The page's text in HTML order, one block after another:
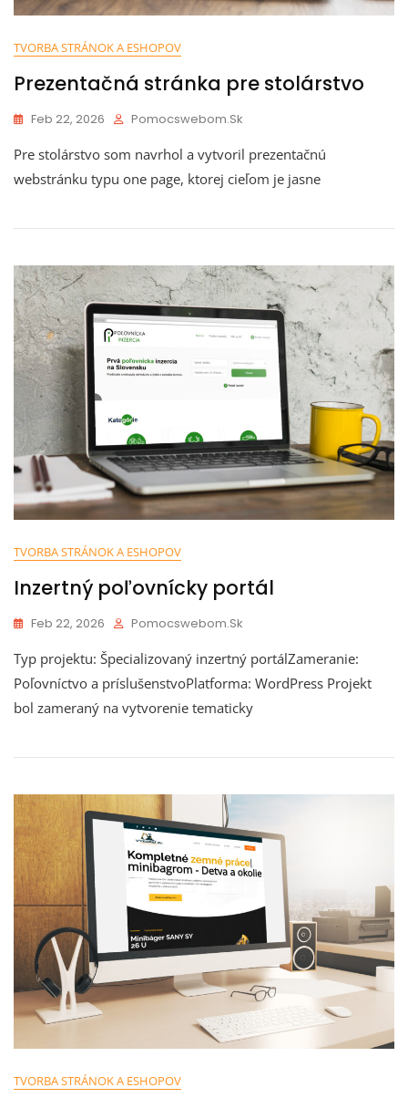
TVORBA STRÁNOK A ESHOPOV
Prezentačná stránka pre stolárstvo
Feb 22, 2026 Pomocswebom.sk
Pre stolárstvo som navrhol a vytvoril prezentačnú
webstránku typu one page, ktorej cieľom je jasne
TVORBA STRÁNOK A ESHOPOV
Inzertný poľovnícky portál
Feb 22, 2026 Pomocswebom.sk
Typ projektu: Špecializovaný inzertný portálZameranie:
Poľovníctvo a príslušenstvoPlatforma: WordPress Projekt
bol zameraný na vytvorenie tematicky
TVORBA STRÁNOK A ESHOPOV